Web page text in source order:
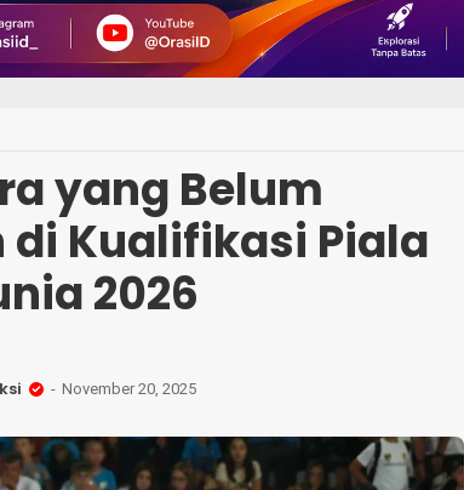
yang Belum
Kualifikasi Piala
2026
November 20, 2025